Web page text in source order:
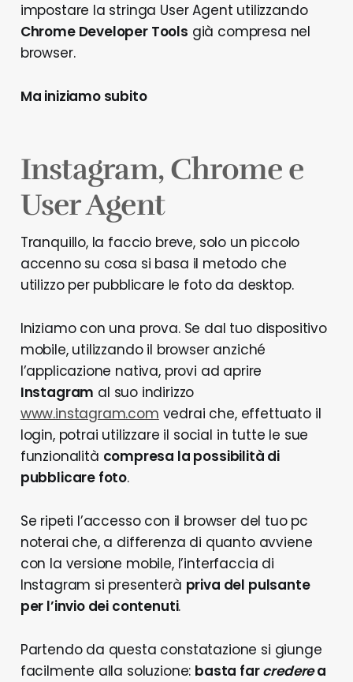
impostare la stringa User Agent utilizzando
Chrome Developer Tools già compresa nel
browser.
Ma iniziamo subito
Instagram, Chrome e
User Agent
Tranquillo, la faccio breve, solo un piccolo
accenno su cosa si basa il metodo che
utilizzo per pubblicare le foto da desktop.
Iniziamo con una prova. Se dal tuo dispositivo
mobile, utilizzando il browser anziché
l’applicazione nativa, provi ad aprire
Instagram al suo indirizzo
www.instagram.com vedrai che, effettuato il
login, potrai utilizzare il social in tutte le sue
funzionalità compresa la possibilità di
pubblicare foto.
Se ripeti l’accesso con il browser del tuo pc
noterai che, a differenza di quanto avviene
con la versione mobile, l’interfaccia di
Instagram si presenterà priva del pulsante
per l’invio dei contenuti.
Partendo da questa constatazione si giunge
facilmente alla soluzione: basta farcrederea